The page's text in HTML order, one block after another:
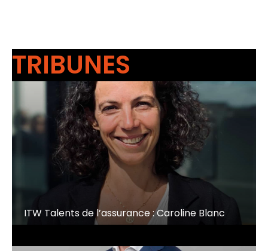
TRIBUNES
ITW Talents de l’assurance : Caroline Blanc